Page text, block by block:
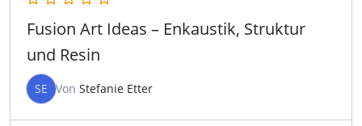
Fusion Art Ideas – Enkaustik, Struktur
und Resin
SE Von Stefanie Etter